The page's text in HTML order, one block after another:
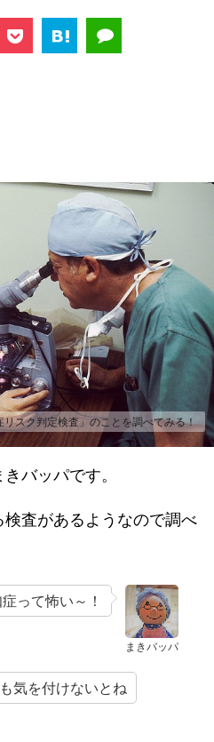
スク判定検査」のことを調べてみる！
バッパです。
査があるようなので調べ
まきバッパ
って怖い～！
気を付けないとね